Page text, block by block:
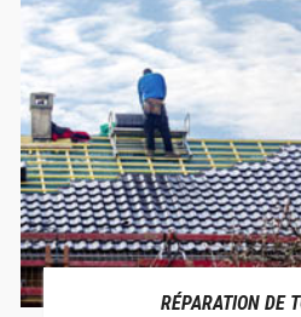
RÉPARATION DE